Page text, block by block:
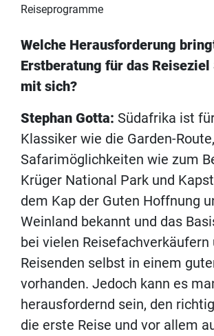
Reiseprogramme
Welche Herausforderung
Erstberatung für das
mit sich?
Stephan Gotta: Südafrika ist
Klassiker wie die Garden-
Safarimöglichkeiten wie zum
Krüger National Park und
dem Kap der Guten Hoffnung
Weinland bekannt und das
bei vielen Reisefachverkäufern
Reisenden selbst in einem
vorhanden. Jedoch kann es
herausfordernd sein, den
die erste Reise und vor allem